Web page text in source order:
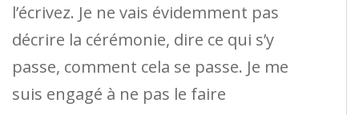
l’écrivez. Je ne vais évidemment pas
décrire la cérémonie, dire ce qui s’y
passe, comment cela se passe. Je me
suis engagé à ne pas le faire